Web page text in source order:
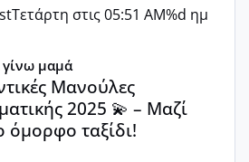
Τετάρτη στις 05:51 AM%d ημ
Εξωσωματικής 2025 💫 – Μαζί
μαμά
Μανούλες
2025 💫 – Μαζί
όμορφο ταξίδι!